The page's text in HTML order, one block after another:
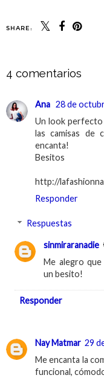
SHARE:
4 comentarios
Ana 28 de
Un look perfecto
las camisas de
encanta!
Besitos
http://
Responder
Respuestas
sinmiraranadie
Me alegro que
un besito!
Responder
Nay Matmar 29
Me encanta la
funcional,